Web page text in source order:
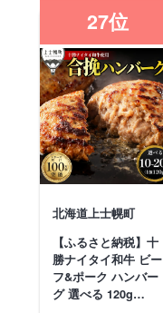
27位
北海道上士幌町
【ふるさと納税】十
勝ナイタイ和牛 ビー
フ&ポーク ハンバー
グ 選べる 120g…